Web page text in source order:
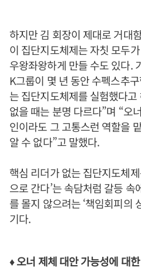
하지만 김 회장이 제대로 거대
이 집단지도체제는 자칫 모두
우왕좌왕하게 만들 수도 있다.
K그룹이 몇 년 동안 수펙스추
는 집단지도체제를 실험했다
없을 때는 분명 다르다”며 “오
인이라도 그 고통스런 역할을
알 수 없다”고 말했다.
핵심 리더가 없는 집단지도체
으로 간다’는 속담처럼 갈등
를 몰지 않으려는 ‘책임회피의
기다.
♦ 오너 제체 대안 가능성에 대